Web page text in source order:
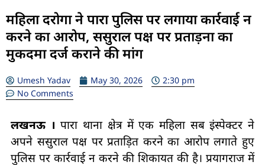
महिला दरोगा ने पारा पुलिस पर लगाया कार्रवाई न
करने का आरोप, ससुराल पक्ष पर प्रताड़ना का
मुकदमा दर्ज कराने की मांग
Umesh Yadav May 30, 2026
2:30 pm
No Comments
लखनऊ ।पारा थाना क्षेत्र में एक महिला सब इंस्पेक्टर ने
अपने ससुराल पक्ष पर प्रताड़ित करने का आरोप लगाते हुए
पुलिस पर कार्रवाई न करने की शिकायत की है। प्रयागराज में